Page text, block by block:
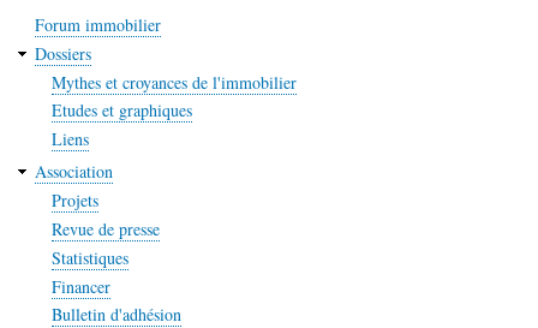
Forum immobilier
Dossiers
Mythes et croyances de l'immobilier
Etudes et graphiques
Liens
Association
Projets
Revue de presse
Statistiques
Financer
Bulletin d'adhésion